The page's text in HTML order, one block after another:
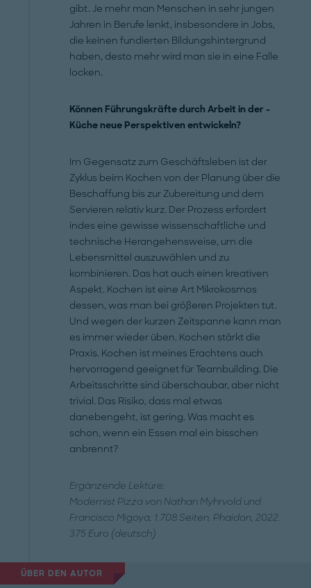
gibt. Je mehr man Menschen in sehr jungen
Jahren in Berufe lenkt, insbesondere in Jobs,
die keinen fundierten Bildungshintergrund
haben, desto mehr wird man sie in eine Falle
locken.
Können Führungskräfte durch Arbeit in der ­
Küche neue Perspektiven entwickeln?
Im Gegensatz zum Geschäftsleben ist der
Zyklus beim Kochen von der Planung über die
Beschaffung bis zur Zubereitung und dem
Servieren relativ kurz. Der Prozess erfordert
indes eine gewisse wissenschaftliche und
technische Herangehensweise, um die
Lebensmittel auszuwählen und zu
kombinieren. Das hat auch einen kreativen
Aspekt. Kochen ist eine Art Mikrokosmos
dessen, was man bei größeren Projekten tut.
Und wegen der kurzen Zeitspanne kann man
es immer wieder üben. Kochen stärkt die
Praxis. Kochen ist meines Erachtens auch
hervorragend geeignet für Teambuilding. Die
Arbeitsschritte sind überschaubar, aber nicht
trivial. Das Risiko, dass mal etwas
danebengeht, ist gering. Was macht es
schon, wenn ein Essen mal ein bisschen
anbrennt?
Ergänzende Lektüre:
Modernist Pizza von Nathan Myhrvold und
Francisco Migoya, 1.708 Seiten. Phaidon, 2022.
375 Euro (deutsch)
ÜBER DEN AUTOR